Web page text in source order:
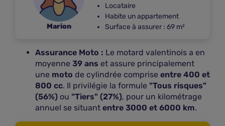
Marion
Locataire
Habite un appartement
Surface à assurer : 69 m²
Assurance Moto : Le motard valentinois a en
moyenne 39 ans et assure principalement
une moto de cylindrée comprise entre 400 et
800 cc. Il privilégie la formule "Tous risques"
(56%) ou "Tiers" (27%), pour un kilométrage
annuel se situant entre 3000 et 6000 km.